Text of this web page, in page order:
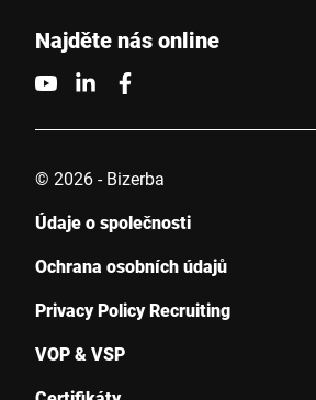
Prohlášení o ochraně údajů
Click to start
Najděte nás online
© 2026 - Bizerba
Údaje o společnosti
Ochrana osobních údajů
Privacy Policy Recruiting
VOP & VSP